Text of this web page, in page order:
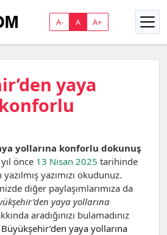
A- A A+
yaya
yollarına konforlu dokunuş
önce 13 Nisan 2025 tarihinde
yazımızı okudunuz.
diğer paylaşımlarımıza da
yaya yollarına
aradığınızı bulamadınız
Büyükşehir’den yaya yollarına